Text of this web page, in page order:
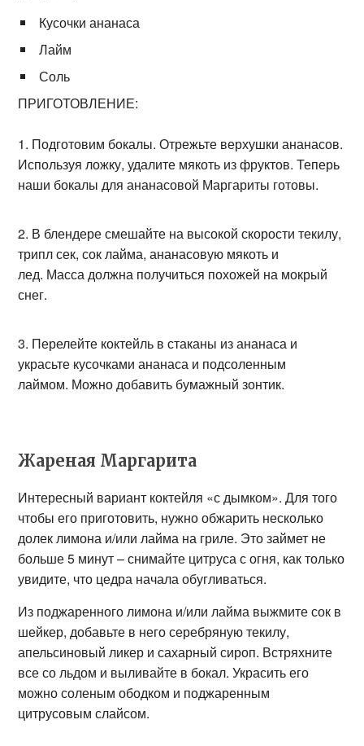
Кусочки ананаса
Лайм
Соль
ПРИГОТОВЛЕНИЕ:
Подготовим бокалы. Отрежьте верхушки ананасов.
Используя ложку, удалите мякоть из фруктов. Теперь
наши бокалы для ананасовой Маргариты готовы.
В блендере смешайте на высокой скорости текилу,
трипл сек, сок лайма, ананасовую мякоть и
лед. Масса должна получиться похожей на мокрый
снег.
Перелейте коктейль в стаканы из ананаса и
украсьте кусочками ананаса и подсоленным
лаймом. Можно добавить бумажный зонтик.
Жареная Маргарита
Интересный вариант коктейля «с дымком». Для того
чтобы его приготовить, нужно обжарить несколько
долек лимона и/или лайма на гриле. Это займет не
больше 5 минут – снимайте цитруса с огня, как только
увидите, что цедра начала обугливаться.
Из поджаренного лимона и/или лайма выжмите сок в
шейкер, добавьте в него серебряную текилу,
апельсиновый ликер и сахарный сироп. Встряхните
все со льдом и выливайте в бокал. Украсить его
можно соленым ободком и поджаренным
цитрусовым слайсом.